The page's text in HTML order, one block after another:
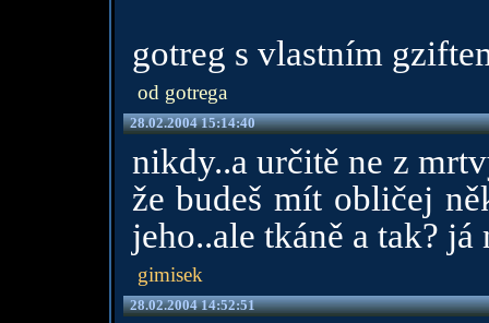
gotreg s vlastním
od gotrega
28.02.2004 15:14:40
nikdy..a určitě ne z
že budeš mít obličej
jeho..ale tkáně a tak? já
gimisek
28.02.2004 14:52:51